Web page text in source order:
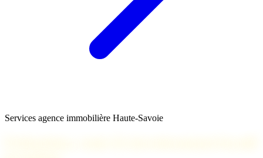
Services agence immobilière Haute-Savoie